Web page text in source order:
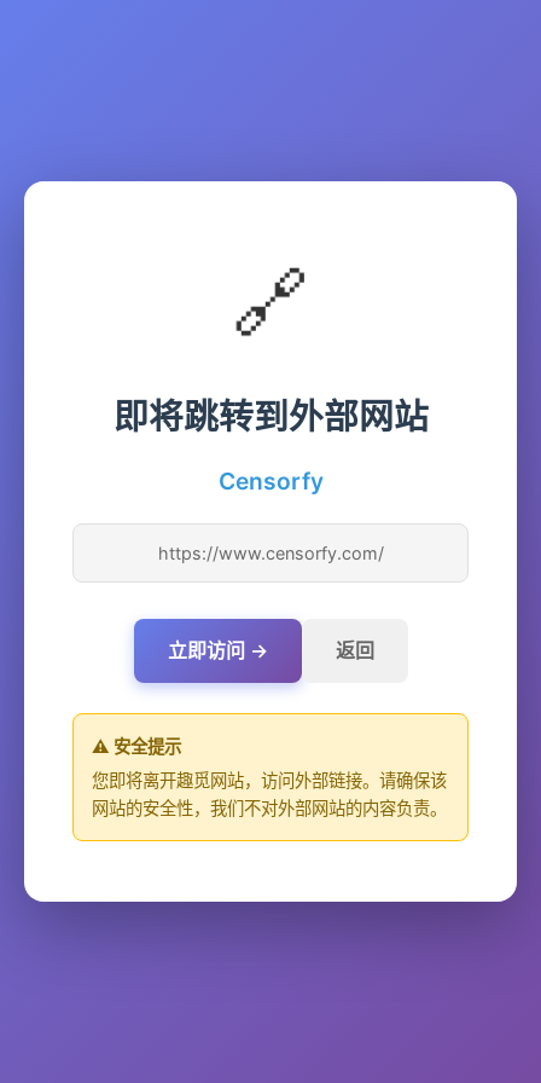
🔗
即将跳转到外部网站
Censorfy
https://www.censorfy.com/
立即访问 → 返回
⚠️ 安全提示
您即将离开趣觅网站，访问外部链接。请确保该
网站的安全性，我们不对外部网站的内容负责。